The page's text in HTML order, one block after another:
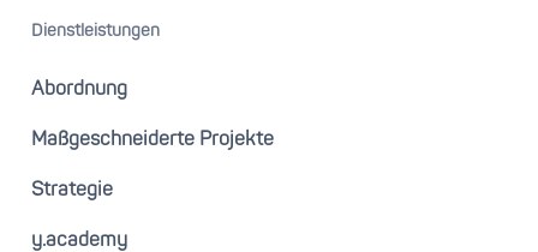
Dienstleistungen
Abordnung
Maßgeschneiderte Projekte
Strategie
y.academy